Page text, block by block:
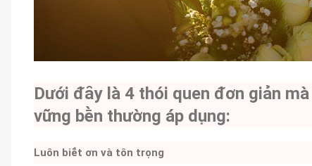
Dưới ᵭȃy là 4 thói quen ᵭơn giản
vững bḕn thường áp dụng:
Luȏn biḗt ơn và tȏn trọng